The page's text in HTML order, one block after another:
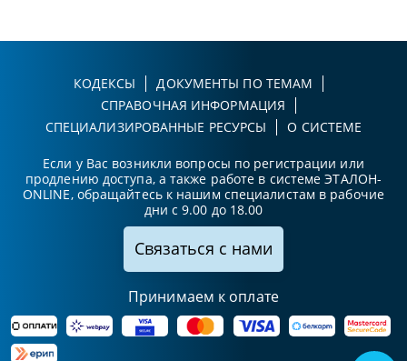
КОДЕКСЫ
ДОКУМЕНТЫ ПО ТЕМАМ
СПРАВОЧНАЯ ИНФОРМАЦИЯ
СПЕЦИАЛИЗИРОВАННЫЕ РЕСУРСЫ
О СИСТЕМЕ
Если у Вас возникли вопросы по регистрации или
продлению доступа, а также работе в системе ЭТАЛОН-
ONLINE, обращайтесь к нашим специалистам в рабочие
дни с 9.00 до 18.00
Связаться с нами
Принимаем к оплате